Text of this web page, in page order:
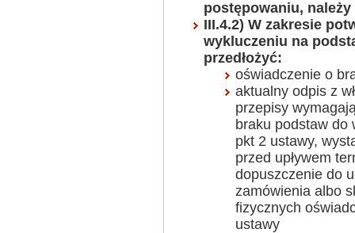
postępowaniu, należy
III.4.2) W zakresie
wykluczeniu na
przedłożyć:
oświadczenie o
aktualny odpis z
przepisy
braku podstaw do
pkt 2 ustawy,
przed upływem
dopuszczenie do
zamówienia albo
fizycznych
ustawy